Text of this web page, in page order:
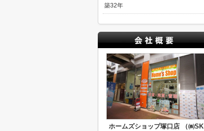
築32年
ホームズショップ塚口店 （㈱SK